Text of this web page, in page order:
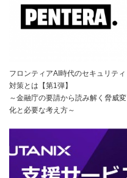
フロンティアAI時代のセキュリティ
対策とは【第1弾】
～金融庁の要請から読み解く脅威変
化と必要な考え方～